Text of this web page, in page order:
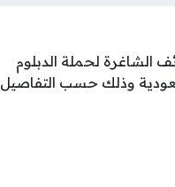
الشاغرة لحملة الدبلوم
وذلك حسب التفاصيل